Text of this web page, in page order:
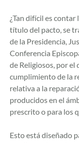
¿Tan difícil es contar
título del pacto, se
de la Presidencia,
Conferencia
de Religiosos, por el
cumplimiento de la
relativa a la
producidos en el
prescrito o para los
Esto está diseñado